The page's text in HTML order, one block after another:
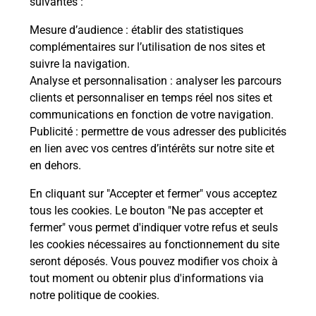
Mesure d’audience : établir des statistiques
complémentaires sur l’utilisation de nos sites et
suivre la navigation.
Analyse et personnalisation : analyser les parcours
clients et personnaliser en temps réel nos sites et
communications en fonction de votre navigation.
Publicité : permettre de vous adresser des publicités
en lien avec vos centres d’intérêts sur notre site et
en dehors.
En cliquant sur "Accepter et fermer" vous acceptez
tous les cookies. Le bouton "Ne pas accepter et
fermer" vous permet d'indiquer votre refus et seuls
les cookies nécessaires au fonctionnement du site
seront déposés. Vous pouvez modifier vos choix à
tout moment ou obtenir plus d'informations via
notre politique de cookies.
Boîte aux lettres La Poste
Collecte du courrier aujourd'hui à 09h30
23 Rue Du Capech
31620
Castelnau D Estretefonds
Itinéraire
Le lien s'ouvre dans un nouvel onglet
Localiser Liste Boîtes aux lettres
Haute-Garonne
Castelnau D Estretefonds